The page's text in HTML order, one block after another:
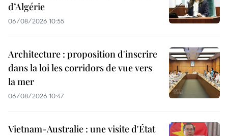
d’Algérie
06/08/2026 10:55
Architecture : proposition d'inscrire
dans la loi les corridors de vue vers
la mer
06/08/2026 10:47
Vietnam-Australie : une visite d'État